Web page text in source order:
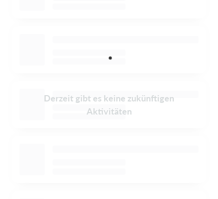
Derzeit gibt es keine zukünftigen
Aktivitäten